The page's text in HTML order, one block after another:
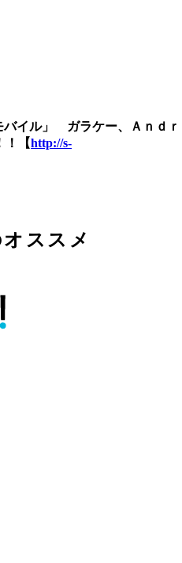
バイル」 ガラケー、Ａｎｄｒ
！【http://s-
ススメ